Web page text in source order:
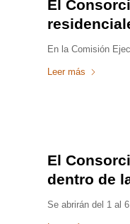
El
En la Comisión
Leer más
El
dentro de
Se abrirán del 1 al